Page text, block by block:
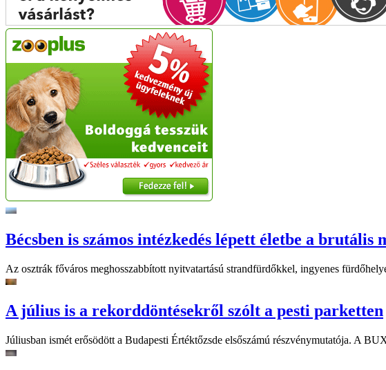
Bécsben is számos intézkedés lépett életbe a brutális
Az osztrák főváros meghosszabbított nyitvatartású strandfürdőkkel, ingyenes
A július is a rekorddöntésekről szólt a pesti parketten
Júliusban ismét erősödött a Budapesti Értéktőzsde elsőszámú részvénymutatója. A